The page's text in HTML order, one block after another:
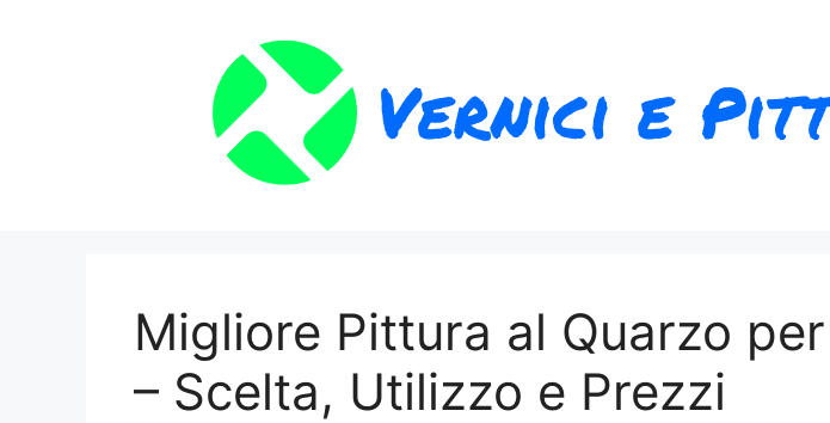
Migliore Pittura al Quarzo
– Scelta, Utilizzo e Prezzi